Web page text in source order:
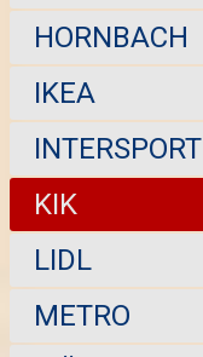
HORNBACH
IKEA
INTERSPORT
KIK
LIDL
METRO